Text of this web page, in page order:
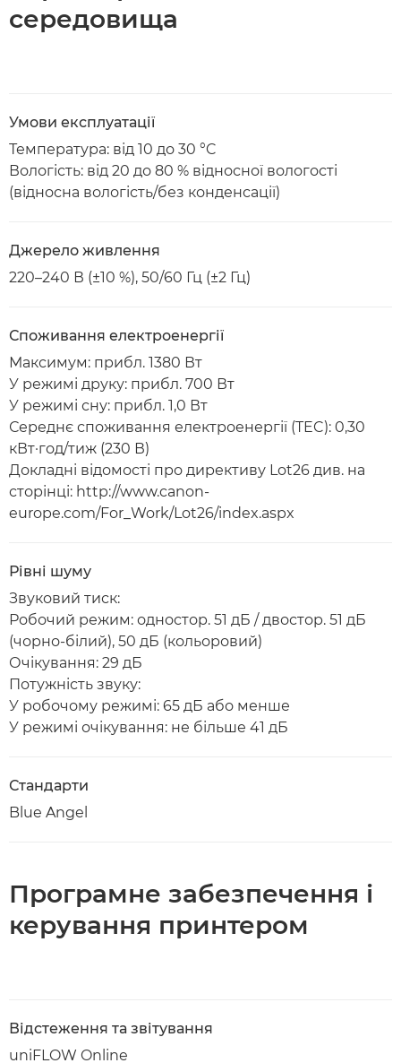
середовища
Умови експлуатації
Температура: від 10 до 30 °C
Вологість: від 20 до 80 % відносної вологості
(відносна вологість/без конденсації)
Джерело живлення
220–240 В (±10 %), 50/60 Гц (±2 Гц)
Споживання електроенергії
Максимум: прибл. 1380 Вт
У режимі друку: прибл. 700 Вт
У режимі сну: прибл. 1,0 Вт
Середнє споживання електроенергії (TEC): 0,30
кВт·год/тиж (230 В)
Докладні відомості про директиву Lot26 див. на
сторінці: http://www.canon-
europe.com/For_Work/Lot26/index.aspx
Рівні шуму
Звуковий тиск:
Робочий режим: одностор. 51 дБ / двостор. 51 дБ
(чорно-білий), 50 дБ (кольоровий)
Очікування: 29 дБ
Потужність звуку:
У робочому режимі: 65 дБ або менше
У режимі очікування: не більше 41 дБ
Стандарти
Blue Angel
Програмне забезпечення і
керування принтером
Відстеження та звітування
uniFLOW Online